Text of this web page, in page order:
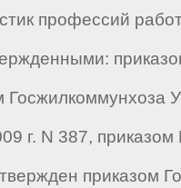
профессий
г. N 387, приказом
приказом